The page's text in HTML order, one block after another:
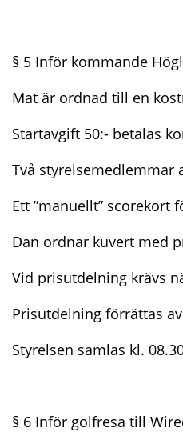
§ 5 Inför kommande
Mat är ordnad till en
Startavgift 50:- betalas
Två styrelsemedlemmar
Ett ”manuellt” scorekort
Dan ordnar kuvert med
Vid prisutdelning krävs
Prisutdelning förrättas
Styrelsen samlas kl.
§ 6 Inför golfresa till